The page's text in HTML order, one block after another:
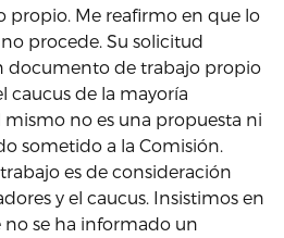
propio. Me reafirmo en que lo
procede. Su solicitud
documento de trabajo propio
caucus de la mayoría
no es una propuesta ni
sometido a la Comisión.
es de consideración
y el caucus. Insistimos en
se ha informado un